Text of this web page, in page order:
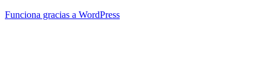
Funciona gracias a WordPress